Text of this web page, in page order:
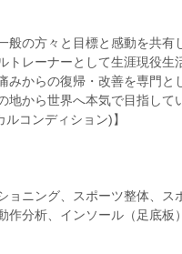
般の方々と目標と感動を共
トレーナーとして生涯現役
みからの復帰・改善を専門
地から世界へ本気で目指し
コンディション)】
ョニング、スポーツ整体、
作分析、インソール（足底板